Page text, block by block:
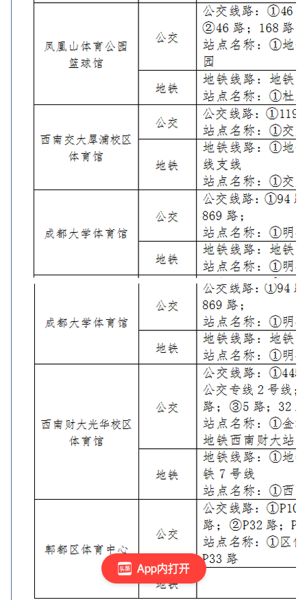
App内打开